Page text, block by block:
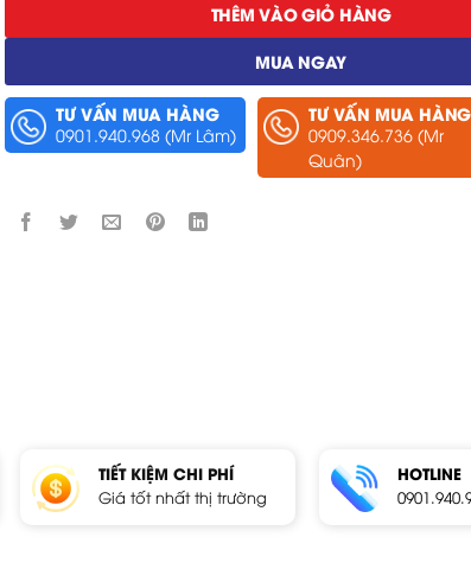
THÊM VÀO GIỎ HÀNG
MUA NGAY
TƯ VẤN MUA HÀNG
0901.940.968 (Mr Lâm)
TƯ VẤN MUA HÀNG
0909.346.736 (Mr
Quân)
TIẾT KIỆM CHI PHÍ
Giá tốt nhất thị trường
HOTLINE